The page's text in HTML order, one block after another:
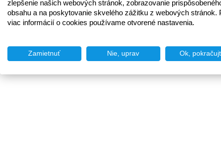
zlepšenie našich webových stránok, zobrazovanie
obsahu a na poskytovanie skvelého zážitku z webových stránok.
viac informácií o cookies používame otvorené nastavenia.
Zamietnuť Nie, uprav Ok,